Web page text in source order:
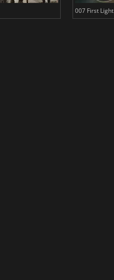
007 First Light